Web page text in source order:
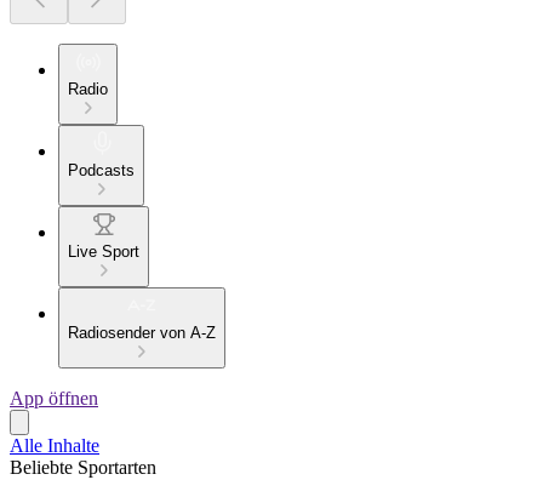
Radio
Podcasts
Live Sport
Radiosender von A-Z
App öffnen
Alle Inhalte
Beliebte Sportarten